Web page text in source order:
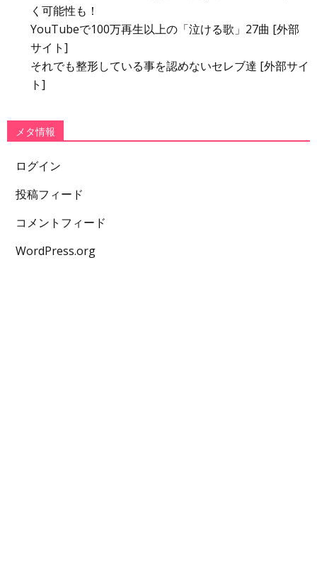
く可能性も！
YouTubeで100万再生以上の「泣ける歌」27曲 [外部
サイト]
それでも整形している事を認めないセレブ達 [外部サイ
ト]
メタ情報
ログイン
投稿フィード
コメントフィード
WordPress.org